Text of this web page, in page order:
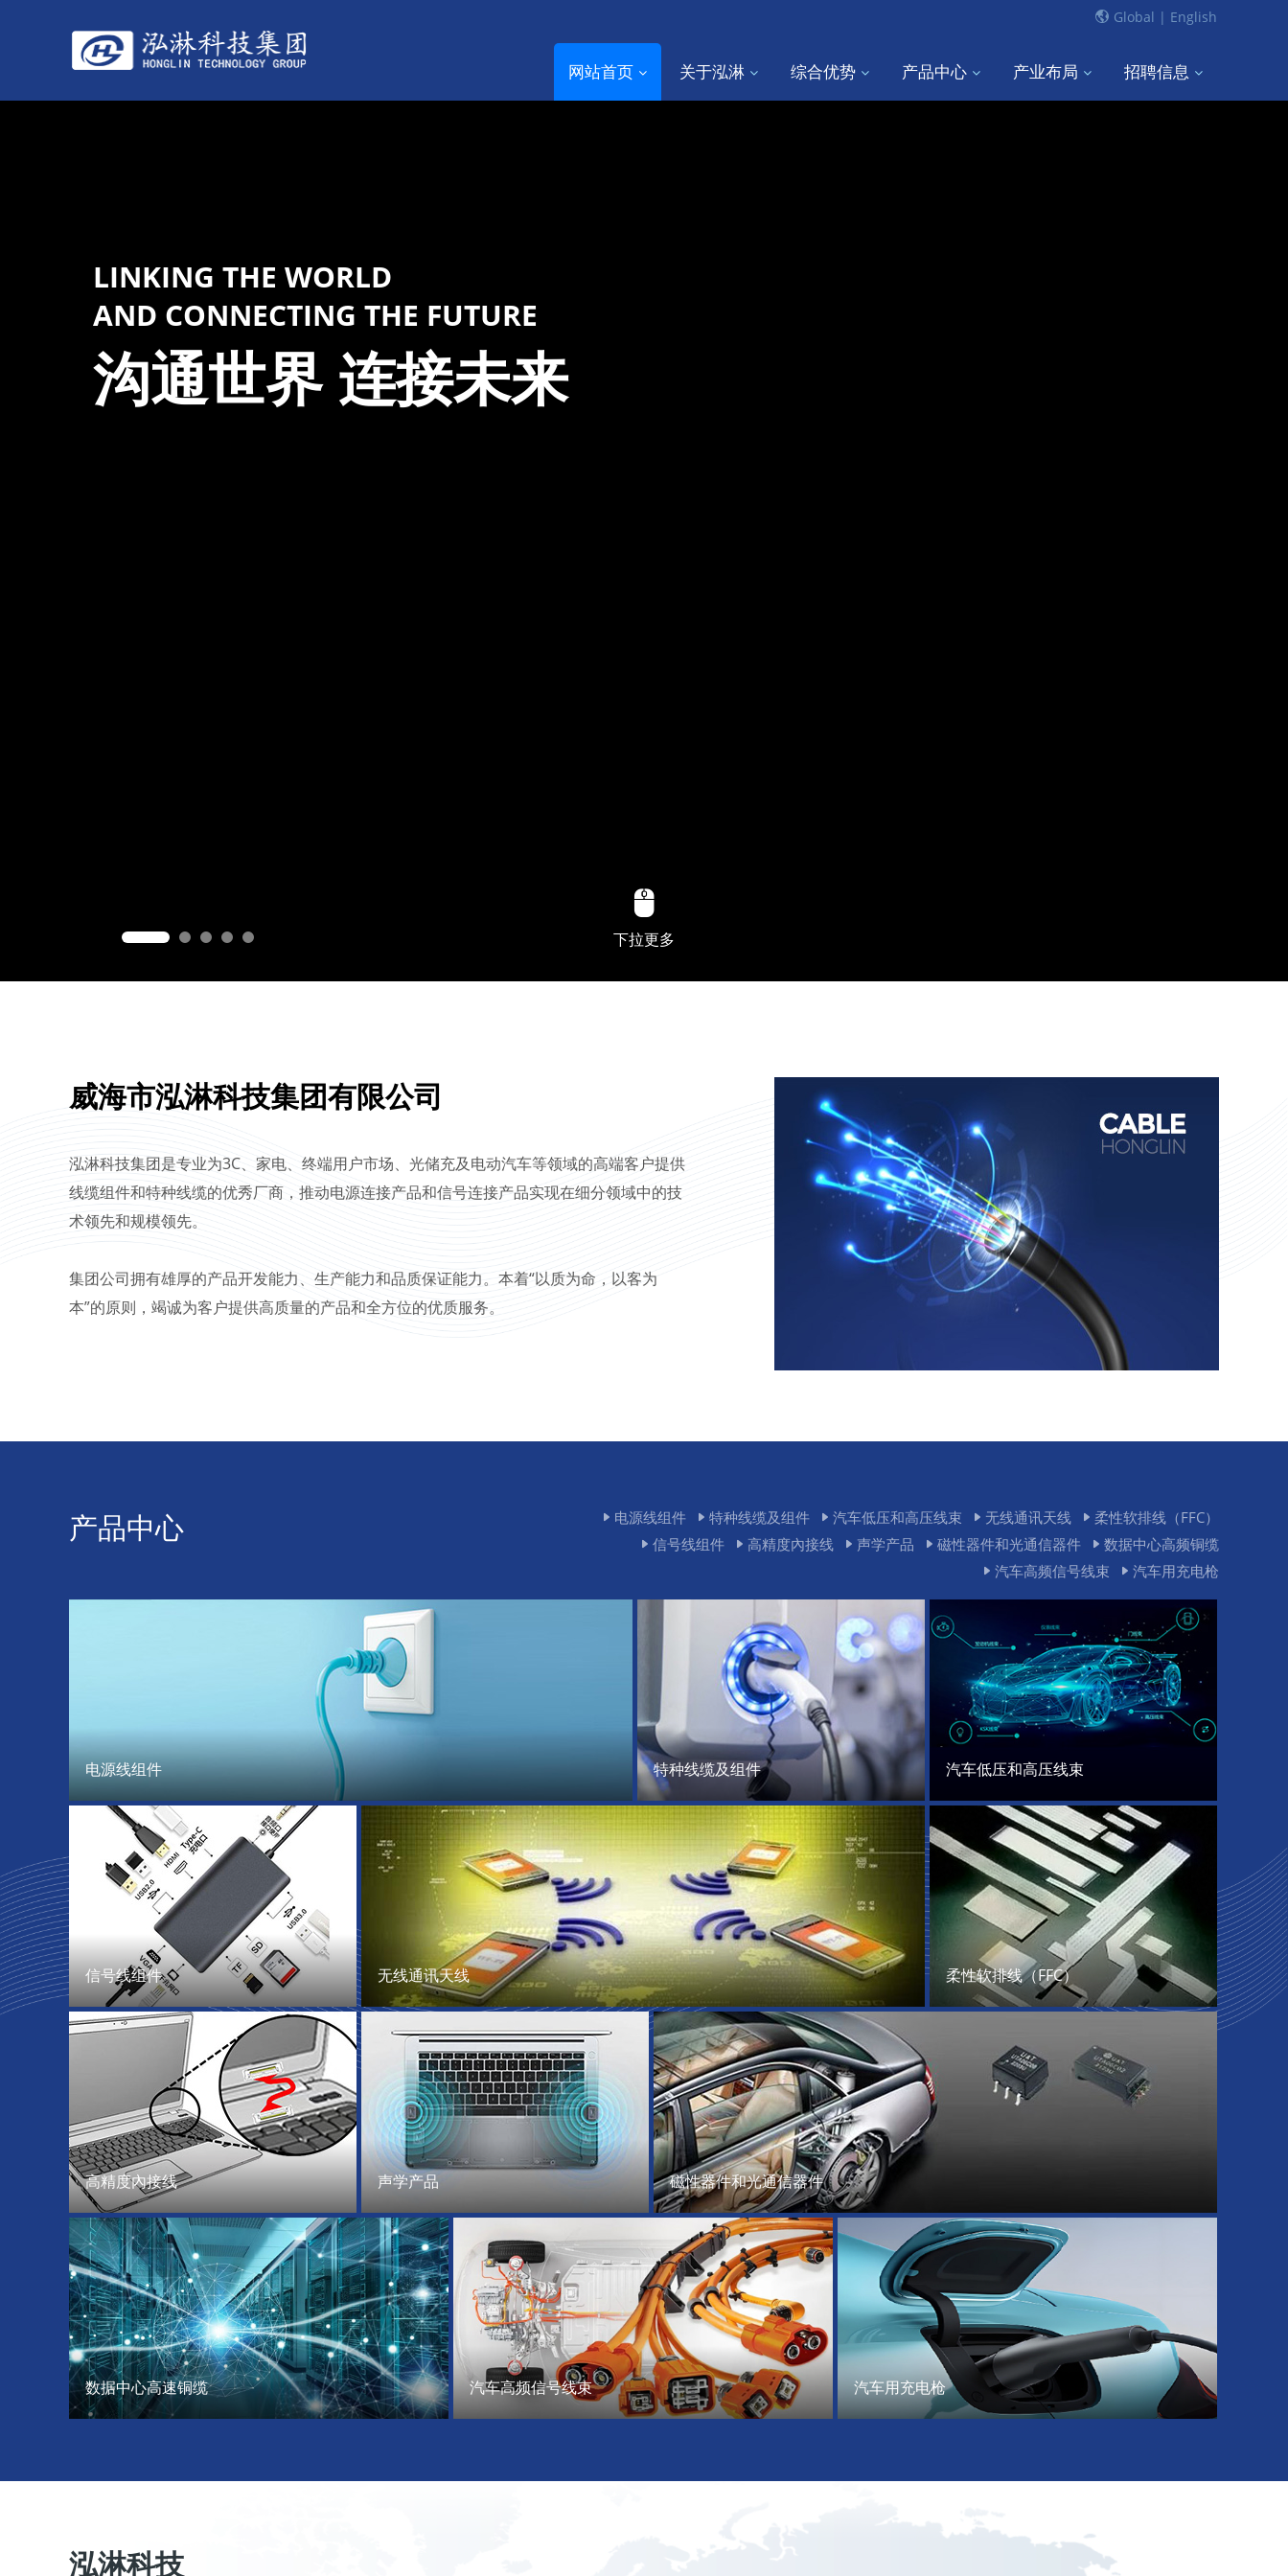
Global | English
网站首页 关于泓淋 综合优势 产品中心 产业布局 招聘信息
LINKING THE WORLD
AND CONNECTING THE FUTURE
沟通世界 连接未来
下拉更多
威海市泓淋科技集团有限公司
泓淋科技集团是专业为3C、家电、终端用户市场、光储充及电动汽车等领域的高端客户提供
线缆组件和特种线缆的优秀厂商，推动电源连接产品和信号连接产品实现在细分领域中的技
术领先和规模领先。
集团公司拥有雄厚的产品开发能力、生产能力和品质保证能力。本着“以质为命，以客为
本”的原则，竭诚为客户提供高质量的产品和全方位的优质服务。
产品中心 电源线组件 特种线缆及组件 汽车低压和高压线束 无线通讯天线
柔性软排线（FFC）
信号线组件
高精度內接线 声学产品 磁性器件和光通信器件
数据中心高频铜缆
汽车高频信号线束
汽车用充电枪
电源线组件 特种线缆及组件 汽车低压和高压线束
信号线组件 无线通讯天线 柔性软排线（FFC）
高精度內接线 声学产品 磁性器件和光通信器件
数据中心高速铜缆 汽车高频信号线束 汽车用充电枪
泓淋科技